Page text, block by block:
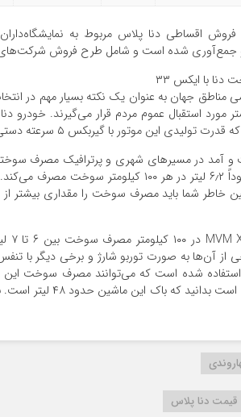
اقساطی دنا پلاس مربوط به
جمع‌آوری شده است و شامل طرح‌ فروش
با ایکس ۳۳
مناطق جهان به‌ عنوان یک نکته بسیار مهم
مورد استقبال عموم مردم قرار می‌گیرند. خودرو
شهری و اتوبان حدوداً ۶٫۲ لیتر در هر
دهند. همچنین
قیمت دنا پلاس